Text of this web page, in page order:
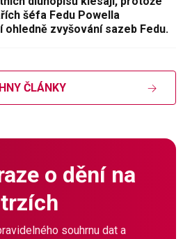
šéfa Fedu Powella
zvyšování sazeb Fedu.
ČLÁNKY
o dění na
souhrnu dat a